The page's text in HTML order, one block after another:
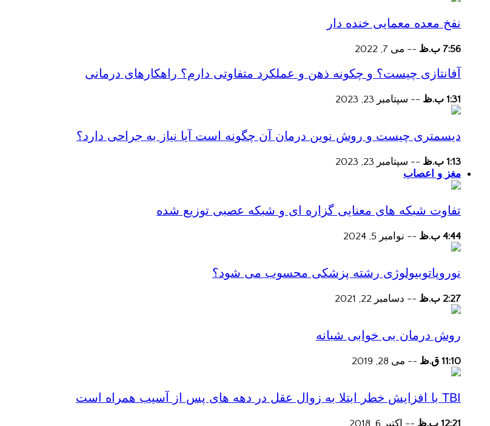
نفخ معده معمایی خنده دار
7:56 ب.ظ -- می 7, 2022
آفانتازی چیست؟ و چکونه ذهن و عملکرد متفاوتی دارم؟ راهکارهای درمانی
1:31 ب.ظ -- سپتامبر 23, 2023
دیسمتری چیست و روش نوین درمان آن چگونه است آیا نیاز به جراحی دارد؟
1:13 ب.ظ -- سپتامبر 23, 2023
مغز و اعصاب
تفاوت شبکه های معنایی گزاره ای و شبکه عصبی توزیع شده
4:44 ب.ظ -- نوامبر 5, 2024
نوروپاتوبیولوژی رشته پزشکی محسوب می شود؟
2:27 ب.ظ -- دسامبر 22, 2021
روش درمان بی خوابی شبانه
11:10 ق.ظ -- می 28, 2019
TBI با افزایش خطر ابتلا به زوال عقل در دهه های پس از آسیب همراه است
12:21 ب.ظ -- اکتبر 6, 2018